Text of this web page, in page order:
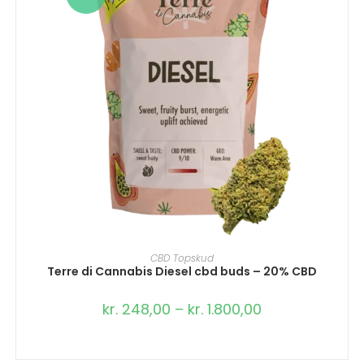
VÆLG MULIGHEDER
CBD Topskud
Terre di Cannabis Diesel cbd buds – 20% CBD
kr. 248,00 – kr. 1.800,00